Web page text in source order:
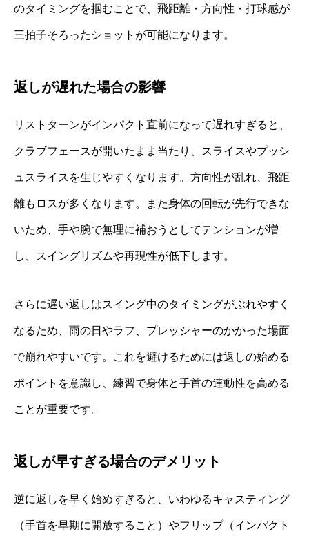
のタイミングを掴むことで、飛距離・方向性・打球感が
三拍子そろったショットが可能になります。
返しが遅れた場合の影響
リストターンがインパクト直前になって遅れすぎると、
クラブフェースが開いたまま当たり、スライスやプッシ
ュスライスを生じやすくなります。方向性が乱れ、飛距
離もロスが多くなります。また身体の回転が先行できな
いため、手や腕で無理に補おうとしてテンションが増
し、スイングリズムや再現性が低下します。
さらに遅い返しはスイング中のタイミングがぶれやすく
なるため、雨の日やラフ、プレッシャーのかかった場面
で崩れやすいです。これを避けるためには返しの始める
ポイントを意識し、練習で身体と手首の連動性を高める
ことが重要です。
返しが早すぎる場合のデメリット
逆に返しを早く始めすぎると、いわゆるキャスティング
（手首を早期に開放すること）やフリップ（インパクト